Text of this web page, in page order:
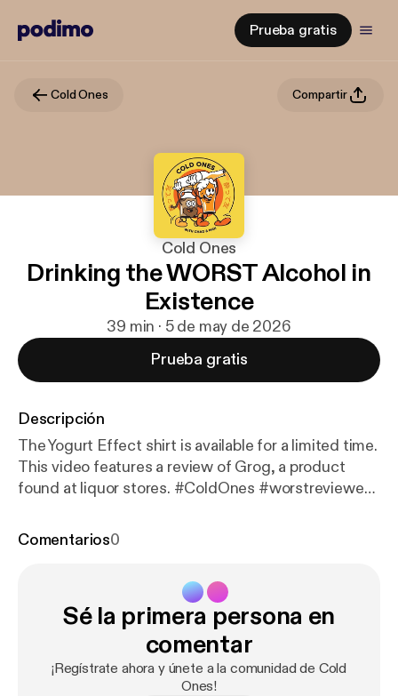
Prueba gratis
Cold Ones Compartir
Cold Ones
Drinking the WORST Alcohol in
Existence
39 min · 5 de may de 2026
Prueba gratis
Descripción
The Yogurt Effect shirt is available for a limited time.
This video features a review of Grog, a product
found at liquor stores. #ColdOnes #worstreviewed
megaphone.fm/adchoices [
Comentarios0
Sé la primera persona en
comentar
¡Regístrate ahora y únete a la comunidad de Cold
Ones!